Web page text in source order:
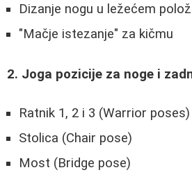
Dizanje nogu u ležećem
"Mačje istezanje" za kičmu
2. Joga pozicije za noge i
Ratnik 1, 2 i 3 (Warrior poses)
Stolica (Chair pose)
Most (Bridge pose)